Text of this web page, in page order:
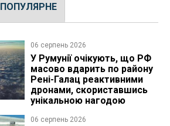
ПОПУЛЯРНЕ
06 серпень 2026
У Румунії очікують, що РФ
масово вдарить по району
Рені-Галац реактивними
дронами, скориставшись
унікальною нагодою
06 серпень 2026